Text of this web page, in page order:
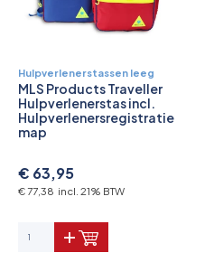
Hulpverlenerstassen leeg
MLS Products Traveller
Hulpverlenerstas incl.
Hulpverlenersregistratie
map
€ 63,95
€ 77,38 incl. 21% BTW